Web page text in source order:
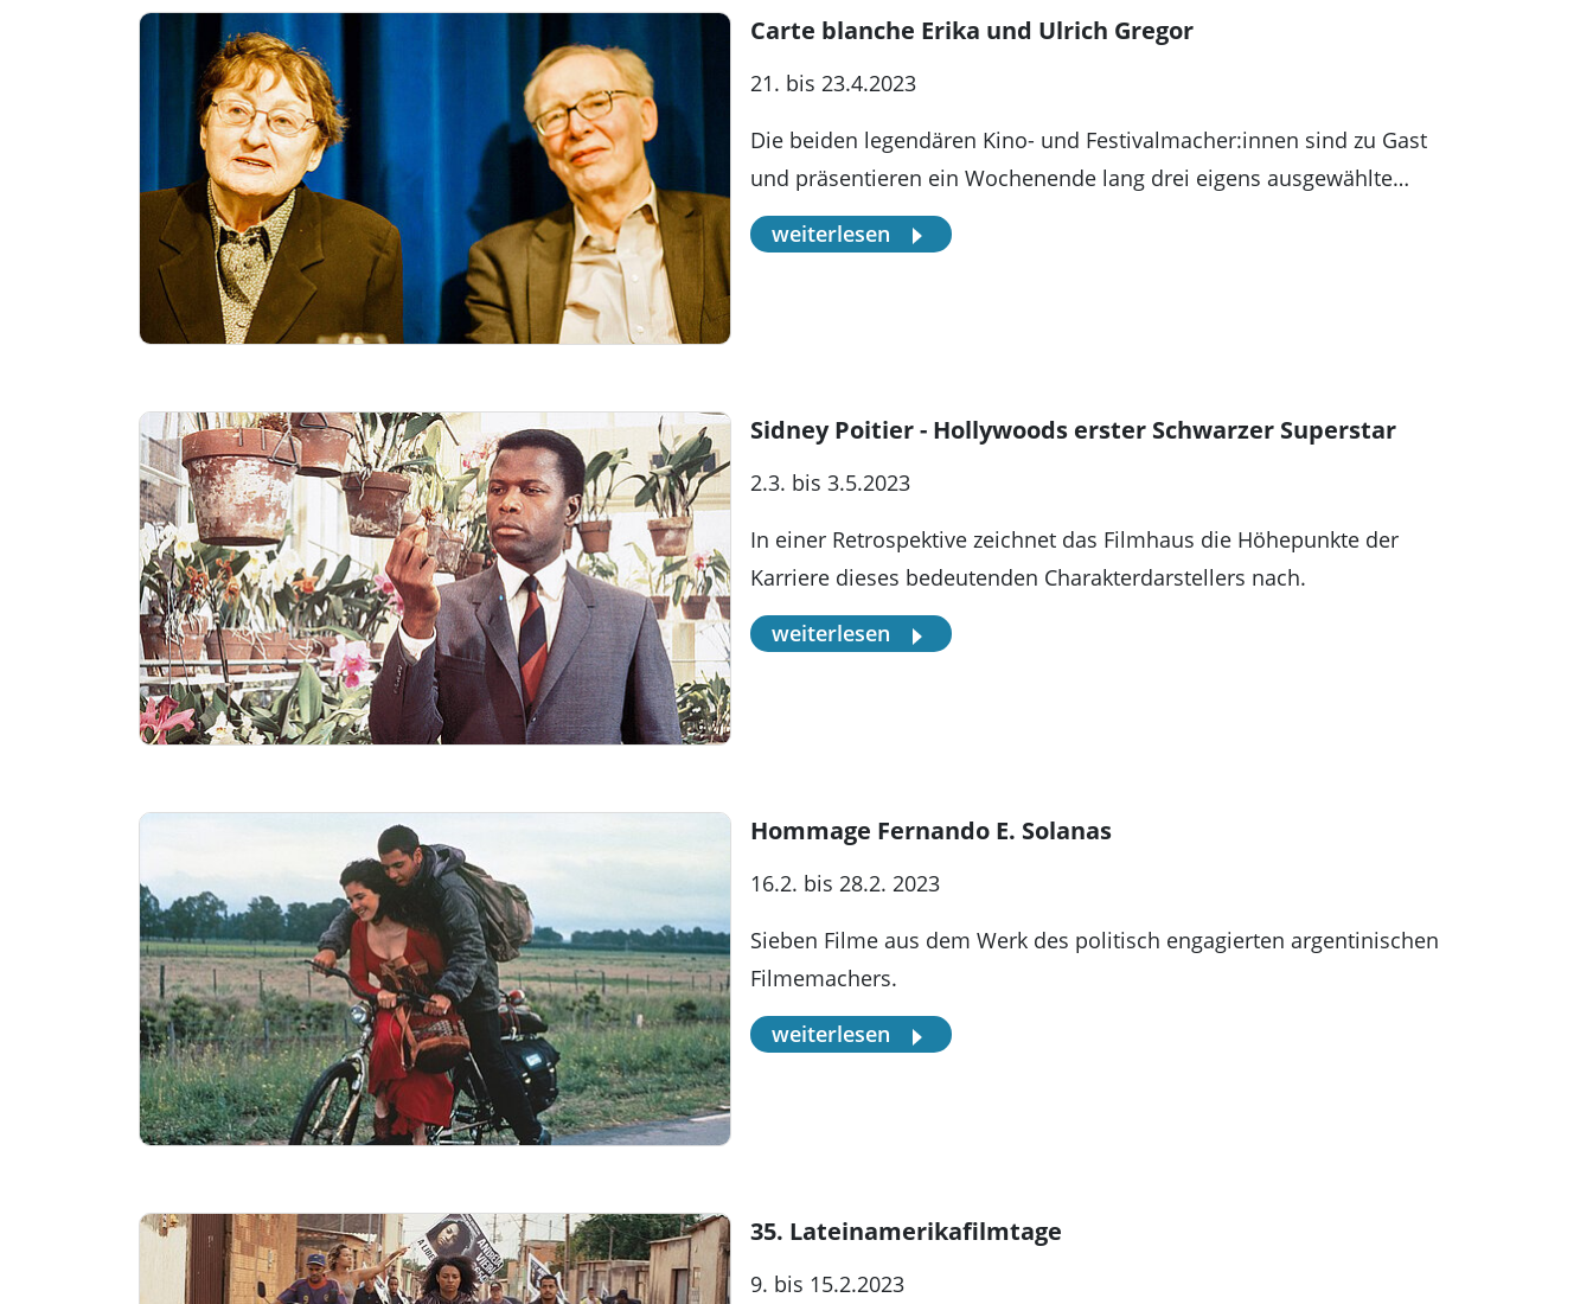
Carte blanche Erika und Ulrich Gregor
21. bis 23.4.2023
Die beiden legendären Kino- und Festivalmacher:innen sind zu Gast
und präsentieren ein Wochenende lang drei eigens ausgewählte…
weiterlesen
Sidney Poitier - Hollywoods erster Schwarzer Superstar
2.3. bis 3.5.2023
In einer Retrospektive zeichnet das Filmhaus die Höhepunkte der
Karriere dieses bedeutenden Charakterdarstellers nach.
weiterlesen
Hommage Fernando E. Solanas
16.2. bis 28.2. 2023
Sieben Filme aus dem Werk des politisch engagierten argentinischen
Filmemachers.
weiterlesen
35. Lateinamerikafilmtage
9. bis 15.2.2023